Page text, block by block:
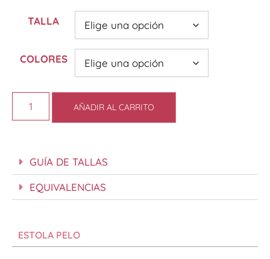
TALLA
COLORES
AÑADIR AL CARRITO
GUÍA DE TALLAS
EQUIVALENCIAS
ESTOLA PELO